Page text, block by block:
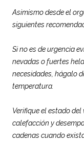
Asimismo desde el
siguientes
Si no es de urgencia
nevadas o fuertes
necesidades, hágalo
temperatura.
Verifique el estado
calefacción y
cadenas cuando